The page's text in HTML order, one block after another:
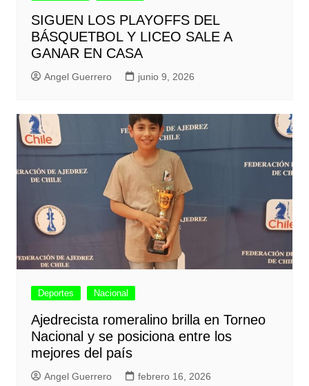
SIGUEN LOS PLAYOFFS DEL
BÁSQUETBOL Y LICEO SALE A
GANAR EN CASA
Angel Guerrero junio 9, 2026
Deportes Nacional
Ajedrecista romeralino brilla en Torneo
Nacional y se posiciona entre los
mejores del país
Angel Guerrero febrero 16, 2026